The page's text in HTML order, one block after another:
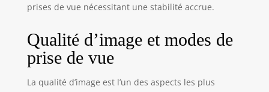
prises de vue nécessitant une stabilité accrue.
Qualité d’image et modes de
prise de vue
La qualité d’image est l’un des aspects les plus